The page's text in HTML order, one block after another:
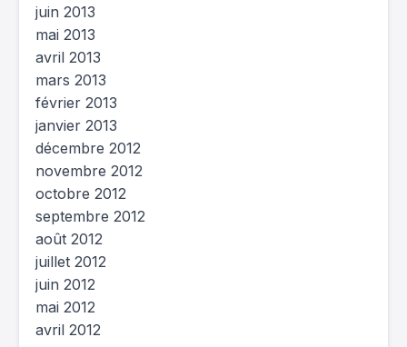
juin 2013
mai 2013
avril 2013
mars 2013
février 2013
janvier 2013
décembre 2012
novembre 2012
octobre 2012
septembre 2012
août 2012
juillet 2012
juin 2012
mai 2012
avril 2012